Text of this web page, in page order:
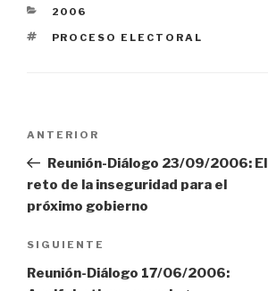
CATEGORÍAS
2006
ETIQUETAS
PROCESO ELECTORAL
Navegación
de
entradas
Entrada
anterior:
ANTERIOR
Reunión-Diálogo 23/09/2006: El
reto de la inseguridad para el
próximo gobierno
Siguiente
entrada
SIGUIENTE
Reunión-Diálogo 17/06/2006: